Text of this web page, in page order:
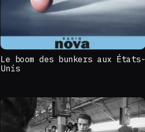
Le boom des bunkers aux États-
Unis